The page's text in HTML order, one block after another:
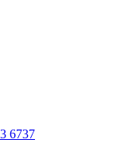
6737